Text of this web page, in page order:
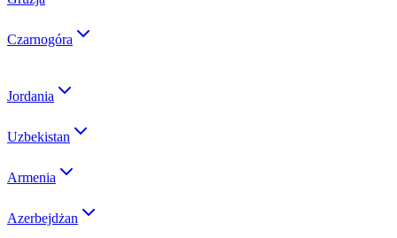
Czarnogóra
Jordania
Uzbekistan
Armenia
Azerbejdżan